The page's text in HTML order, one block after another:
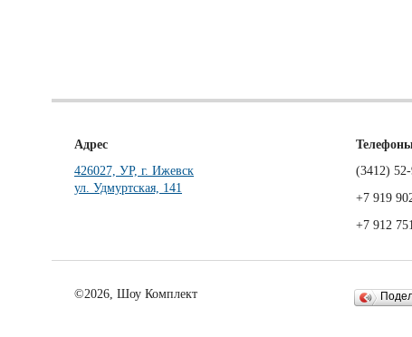
Адрес
426027, УР, г. Ижевск
ул. Удмуртская, 141
(3412)
+7 919
+7 912
©2026, Шоу Комплект